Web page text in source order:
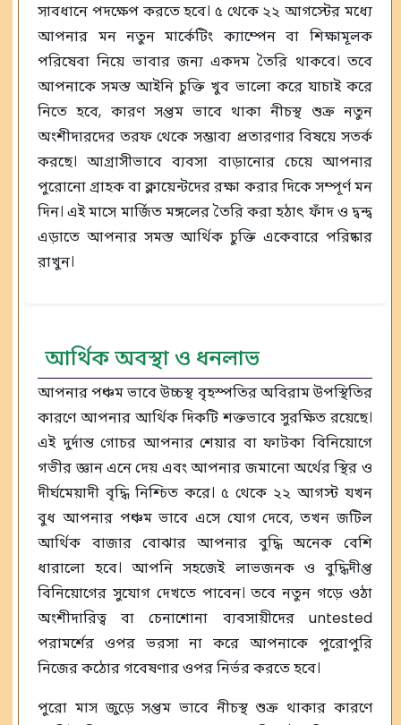
সাবধানে পদক্ষেপ করতে হবে। ৫ থেকে ২২ আগস্টের মধ্যে
আপনার মন নতুন মার্কেটিং ক্যাম্পেন বা শিক্ষামূলক
পরিষেবা নিয়ে ভাবার জন্য একদম তৈরি থাকবে। তবে
আপনাকে সমস্ত আইনি চুক্তি খুব ভালো করে যাচাই করে
নিতে হবে, কারণ সপ্তম ভাবে থাকা নীচস্থ শুক্র নতুন
অংশীদারদের তরফ থেকে সম্ভাব্য প্রতারণার বিষয়ে সতর্ক
করছে। আগ্রাসীভাবে ব্যবসা বাড়ানোর চেয়ে আপনার
পুরোনো গ্রাহক বা ক্লায়েন্টদের রক্ষা করার দিকে সম্পূর্ণ মন
দিন। এই মাসে মার্জিত মঙ্গলের তৈরি করা হঠাৎ ফাঁদ ও দ্বন্দ্ব
এড়াতে আপনার সমস্ত আর্থিক চুক্তি একেবারে পরিষ্কার
রাখুন।
আর্থিক অবস্থা ও ধনলাভ
আপনার পঞ্চম ভাবে উচ্চস্থ বৃহস্পতির অবিরাম উপস্থিতির
কারণে আপনার আর্থিক দিকটি শক্তভাবে সুরক্ষিত রয়েছে।
এই দুর্দান্ত গোচর আপনার শেয়ার বা ফাটকা বিনিয়োগে
গভীর জ্ঞান এনে দেয় এবং আপনার জমানো অর্থের স্থির ও
দীর্ঘমেয়াদী বৃদ্ধি নিশ্চিত করে। ৫ থেকে ২২ আগস্ট যখন
বুধ আপনার পঞ্চম ভাবে এসে যোগ দেবে, তখন জটিল
আর্থিক বাজার বোঝার আপনার বুদ্ধি অনেক বেশি
ধারালো হবে। আপনি সহজেই লাভজনক ও বুদ্ধিদীপ্ত
বিনিয়োগের সুযোগ দেখতে পাবেন। তবে নতুন গড়ে ওঠা
অংশীদারিত্ব বা চেনাশোনা ব্যবসায়ীদের untested
পরামর্শের ওপর ভরসা না করে আপনাকে পুরোপুরি
নিজের কঠোর গবেষণার ওপর নির্ভর করতে হবে।
পুরো মাস জুড়ে সপ্তম ভাবে নীচস্থ শুক্র থাকার কারণে